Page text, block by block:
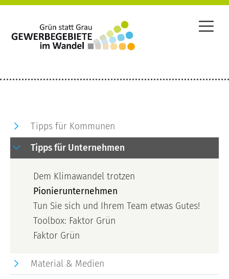
Tipps für Kommunen
Tipps für Unternehmen
Dem Klimawandel trotzen
Pionierunternehmen
Tun Sie sich und Ihrem Team etwas Gutes!
Toolbox: Faktor Grün
Faktor Grün
Material & Medien